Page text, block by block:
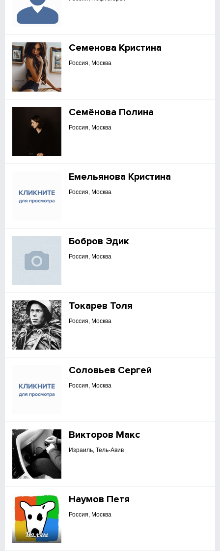
Семенова Кристина
Россия, Москва
Семёнова Полина
Россия, Москва
Емельянова Кристина
Россия, Москва
Бобров Эдик
Россия, Москва
Токарев Толя
Россия, Москва
Соловьев Сергей
Россия, Москва
Викторов Макс
Израиль, Тель-Авив
Наумов Петя
Россия, Москва